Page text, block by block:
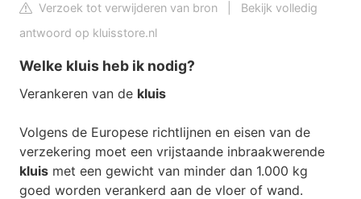
Verzoek tot verwijderen van bron
Bekijk volledig
antwoord op kluisstore.nl
Welke kluis heb ik nodig?
Verankeren van de kluis
Volgens de Europese richtlijnen en eisen van de
verzekering moet een vrijstaande inbraakwerende
kluis met een gewicht van minder dan 1.000 kg
goed worden verankerd aan de vloer of wand.